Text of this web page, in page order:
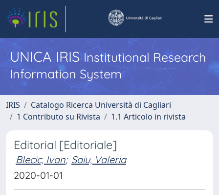
UNICA IRISInstitutional Research
Information System
IRIS
Catalogo Ricerca Università di Cagliari
1 Contributo su Rivista
1.1 Articolo in rivista
Editorial [Editoriale]
Blecic, Ivan; Saiu, Valeria
2020-01-01